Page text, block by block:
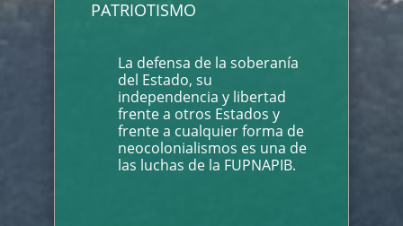
PATRIOTISMO
La defensa de la soberanía
del Estado, su
independencia y libertad
frente a otros Estados y
frente a cualquier forma de
neocolonialismos es una de
las luchas de la FUPNAPIB.